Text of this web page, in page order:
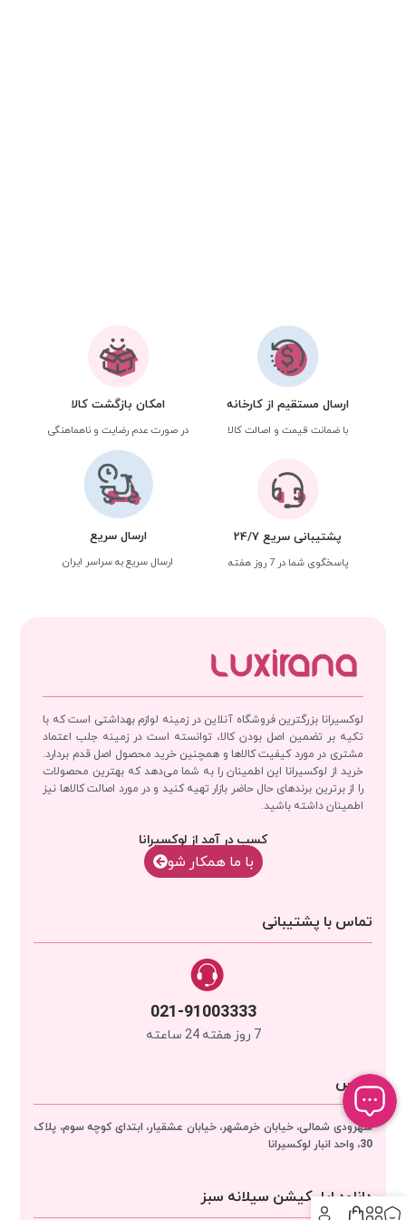
ارسال مستقیم از کارخانه
با ضمانت قیمت و اصالت کالا
امکان بازگشت کالا
در صورت عدم رضایت و ناهماهنگی
پشتیبانی سریع 24/7
پاسخگوی شما در 7 روز هفته
ارسال سریع
ارسال سریع به سراسر ایران
لوکسیرانا بزرگترین فروشگاه آنلاین در زمینه لوازم بهداشتی است که با
تکیه بر تضمین اصل بودن کالا، توانسته است در زمینه جلب اعتماد
مشتری در مورد کیفیت کالاها و همچنین خرید محصول اصل قدم بردارد.
خرید از لوکسیرانا این اطمینان را به شما می‌دهد که بهترین محصولات
را از برترین برندهای حال حاضر بازار تهیه کنید و در مورد اصالت کالاها نیز
اطمینان داشته باشید.
کسب در آمد از لوکسیرانا
با‌‌ ما همکار شو
تماس با پشتیبانی
021-91003333
7 روز هفته 24 ساعته
آدرس
سهرودی شمالی، خیابان خرمشهر، خیابان عشقیار، ابتدای کوچه سوم، پلاک
30، واحد انبار
لوکسیرانا
دانلود اپلیکیشن سیلانه سبز